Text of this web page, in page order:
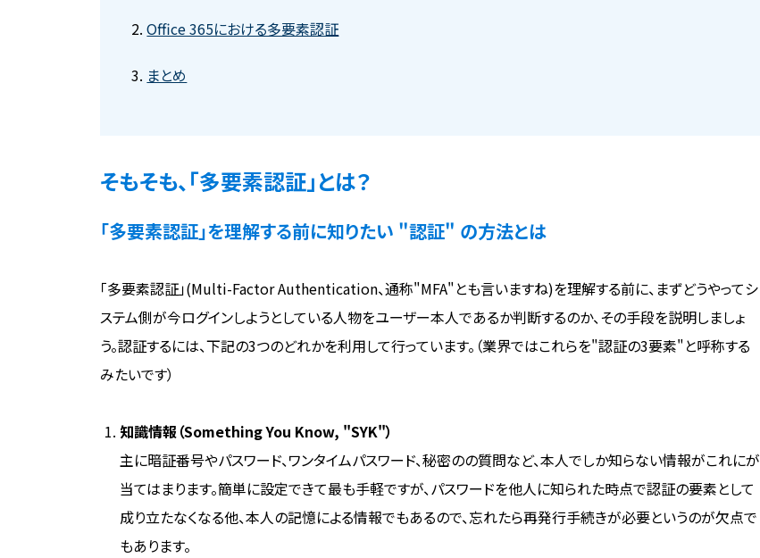
Office 365における多要素認証
まとめ
そもそも、「多要素認証」とは？
「多要素認証」を理解する前に知りたい "認証" の方法とは
「多要素認証」(Multi-Factor Authentication、通称"MFA"とも言いますね)を理解する前に、まずどうやってシ
ステム側が今ログインしようとしている人物をユーザー本人であるか判断するのか、その手段を説明しましょ
う。認証するには、下記の3つのどれかを利用して行っています。（業界ではこれらを"認証の3要素"と呼称する
みたいです）
知識情報（Something You Know, "SYK"）
主に暗証番号やパスワード、ワンタイムパスワード、秘密のの質問など、本人でしか知らない情報がこれにが
当てはまります。簡単に設定できて最も手軽ですが、パスワードを他人に知られた時点で認証の要素として
成り立たなくなる他、本人の記憶による情報でもあるので、忘れたら再発行手続きが必要というのが欠点で
もあります。